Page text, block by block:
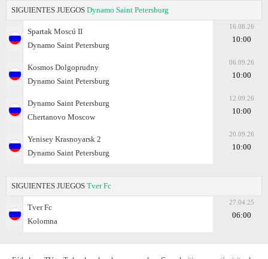
SIGUIENTES JUEGOS Dynamo Saint Petersburg
Spartak Moscú II
Dynamo Saint Petersburg
16.08.26
10:00
Kosmos Dolgoprudny
Dynamo Saint Petersburg
06.09.26
10:00
Dynamo Saint Petersburg
Chertanovo Moscow
12.09.26
10:00
Yenisey Krasnoyarsk 2
Dynamo Saint Petersburg
20.09.26
10:00
SIGUIENTES JUEGOS Tver Fc
Tver Fc
Kolomna
27.04.25
06:00